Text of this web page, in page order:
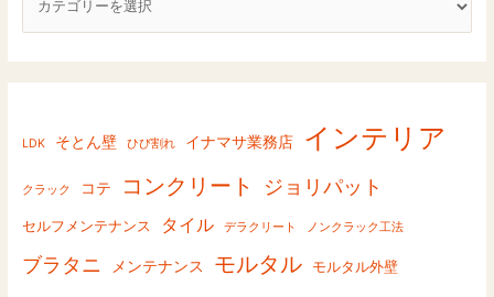
r
LDK そとん壁 ひび割れ イナマサ業務店 インテリア
クラック コテ コンクリート ジョリパット
セルフメンテナンス タイル デラクリート ノンクラック工法
ブラタニ メンテナンス モルタル モルタル外壁